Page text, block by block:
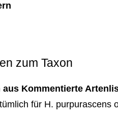
zum Taxon
aus Kommentierte
für H. purpurascens